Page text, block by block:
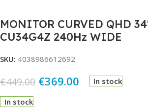
MONITOR CURVED QHD
CU34G4Z 240Hz WIDE
SKU: 4038986612692
€449.00 €369.00 In stock
In stock